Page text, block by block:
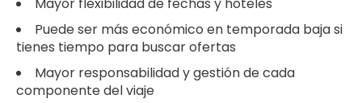
Puede ser más económico en temporada baja si
tienes tiempo para buscar ofertas
Mayor responsabilidad y gestión de cada
componente del viaje